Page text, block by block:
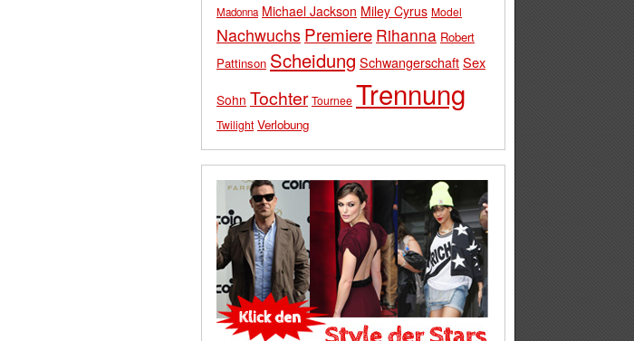
Madonna Michael Jackson Miley Cyrus Model
Nachwuchs Premiere Rihanna Robert
Pattinson Scheidung SchwangerschaftSex
Sohn Tochter Tournee Trennung
Twilight Verlobung